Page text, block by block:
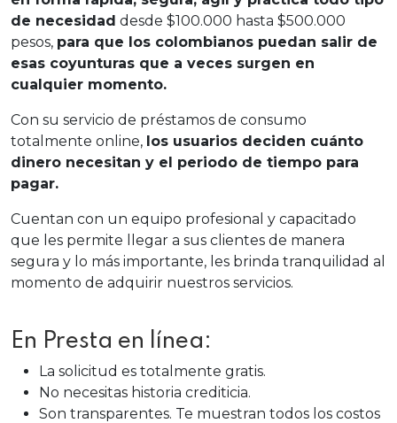
de necesidad desde $100.000 hasta $500.000
pesos, para que los colombianos puedan salir de
esas coyunturas que a veces surgen en
cualquier momento.
Con su servicio de préstamos de consumo
totalmente online, los usuarios deciden cuánto
dinero necesitan y el periodo de tiempo para
pagar.
Cuentan con un equipo profesional y capacitado
que les permite llegar a sus clientes de manera
segura y lo más importante, les brinda tranquilidad al
momento de adquirir nuestros servicios.
En Presta en línea:
La solicitud es totalmente gratis.
No necesitas historia crediticia.
Son transparentes. Te muestran todos los costos